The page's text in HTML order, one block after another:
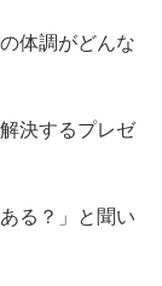
体調がどんな
決するプレゼ
る？」と聞い